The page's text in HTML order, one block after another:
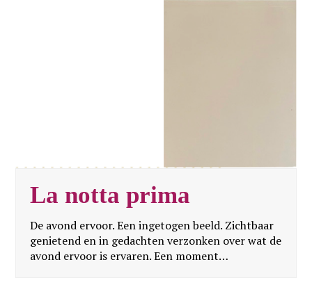
La notta prima
De avond ervoor. Een ingetogen beeld. Zichtbaar
genietend en in gedachten verzonken over wat de
avond ervoor is ervaren. Een moment…